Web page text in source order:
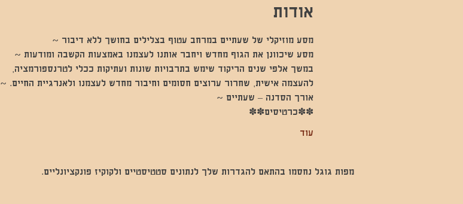
אודות
מסע מוזיקלי של שעתיים במרחב עטוף בצלילים בחושך ללא דיבור ~
מסע שיכוונן את הגוף מחדש ויחבר אותנו לעצמנו באמצעות הקשבה ומודעות ~
במשך אלפי שנים הריקוד שימש בתרבויות שונות ועתיקות ככלי לטרנספורמציה,
להעצמה אישית, שחרור ערוצים חסומים וחיבור מחדש לעצמנו ולאנרגיית החיים. ~
אורך הסדנה – שעתיים ~
✽✽כרטיסים✽✽
עוד
מפות גוגל נחסמו בהתאם להגדרות שלך לנתונים סטטיסטיים ולקוקיז פונקציונליים.